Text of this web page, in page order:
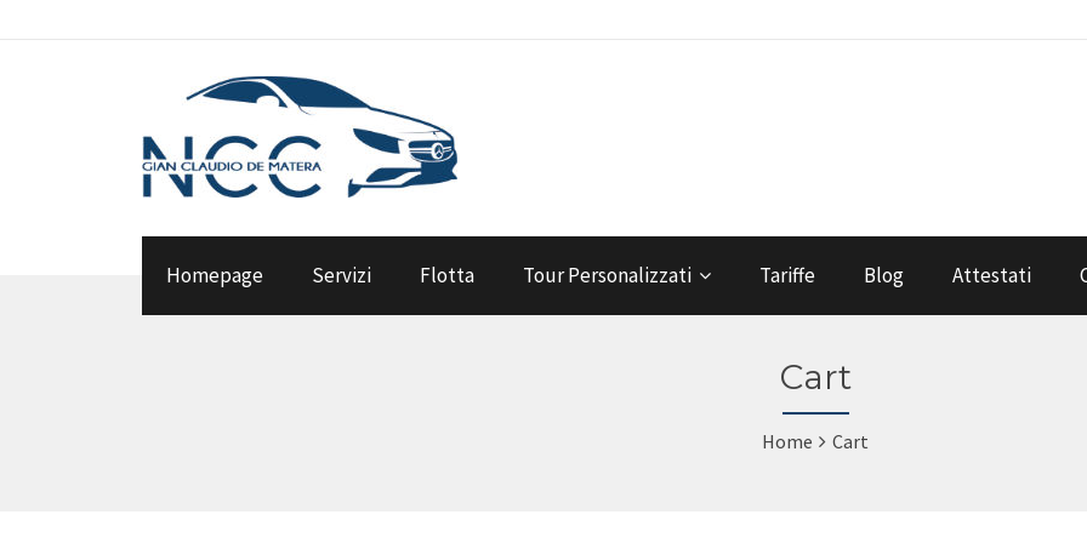
Homepage Servizi Flotta Tour Personalizzati Tariffe Blog Attestati
Cart
Home Cart